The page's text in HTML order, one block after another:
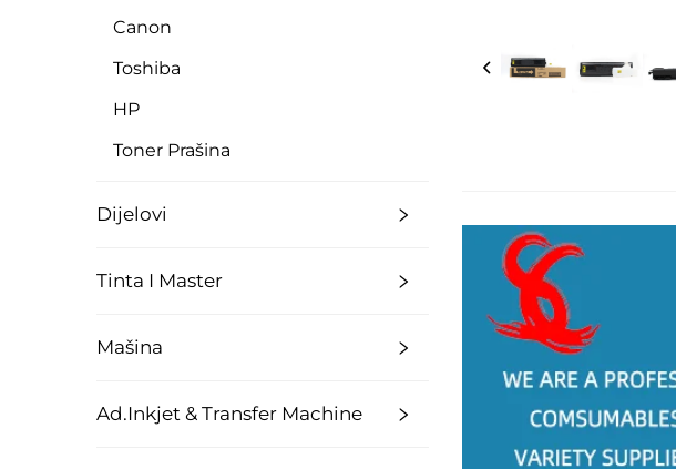
Canon
Toshiba
HP
Toner Prašina
Dijelovi
Tinta I Master
Mašina
Ad.Inkjet & Transfer Machine